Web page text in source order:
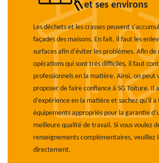
et ses environs
Les déchets et les crasses peuvent
façades des maisons. En fait, il faut les
surfaces afin d'éviter les problèmes. Afin de
opérations qui sont très difficiles, il faut
professionnels en la matière. Ainsi, on peut
proposer de faire confiance à SG Toiture. Il
d'expérience en la matière et sachez qu'il a
équipements appropriés pour la garantie
meilleure qualité de travail. Si vous voulez
renseignements complémentaires, veuillez
directement.